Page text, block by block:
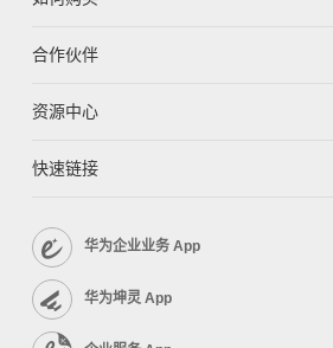
合作伙伴
资源中心
快速链接
华为企业业务 App
华为坤灵 App